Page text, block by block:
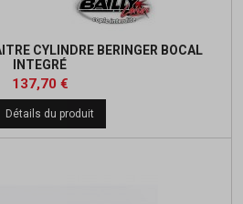
CYLINDRE BERINGER BOCAL
INTEGRÉ
Prix
137,70 €Prix
de
base
Détails du produit